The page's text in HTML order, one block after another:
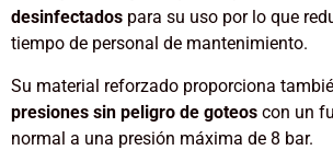
desinfectados para su uso por lo que
tiempo de personal de mantenimiento.
Su material reforzado proporciona
presiones sin peligro de goteos con un
normal a una presión máxima de 8 bar.